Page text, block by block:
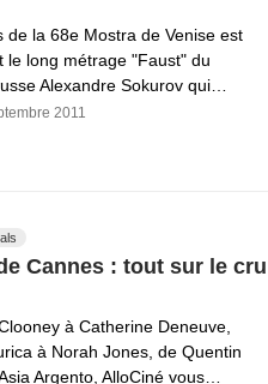
de la 68e Mostra de Venise est
le long métrage "Faust" du
Alexandre Sokurov qui…
2011
Cannes : tout sur le cru
à Catherine Deneuve,
à Norah Jones, de Quentin
Argento, AlloCiné vous…